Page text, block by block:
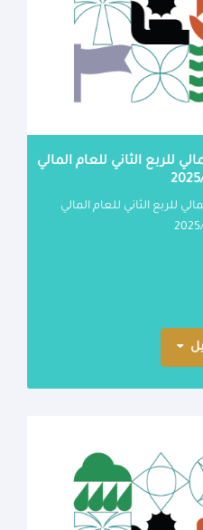
للربع الثاني للعام المالي
للربع الثاني للعام المالي